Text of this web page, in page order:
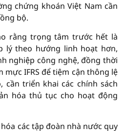
chứng khoán Việt Nam cần
bộ.
rằng trọng tâm trước hết là
lý theo hướng linh hoạt hơn,
nghiệp công nghệ, đồng thời
mực IFRS để tiệm cận thông lệ
cần triển khai các chính sách
hóa thủ tục cho hoạt động
các tập đoàn nhà nước quy